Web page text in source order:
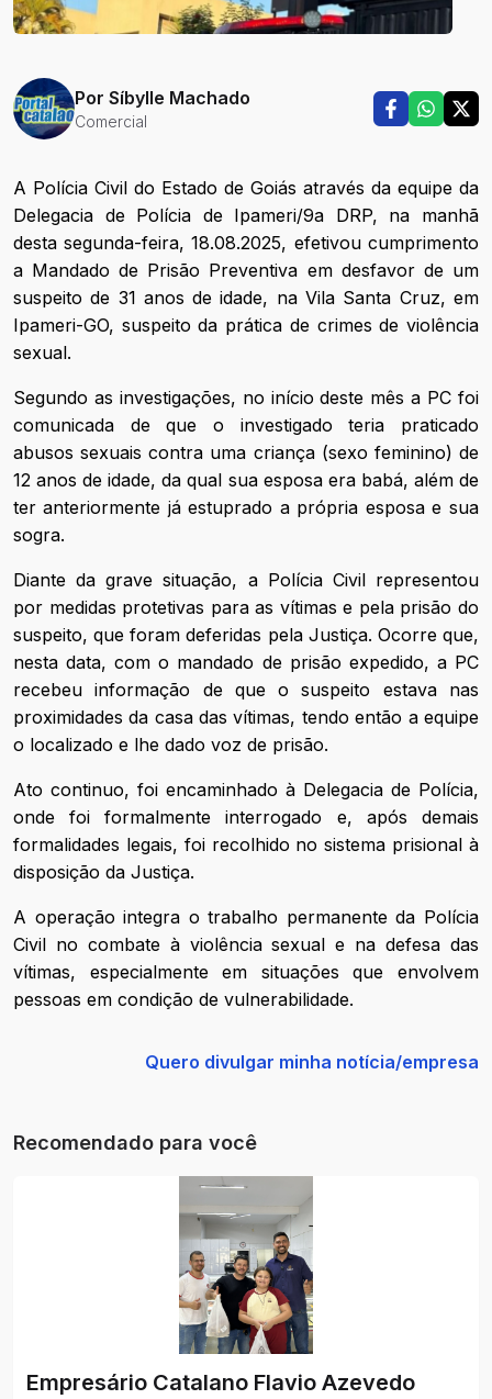
Por Síbylle Machado
Comercial
A Polícia Civil do Estado de Goiás através da equipe da
Delegacia de Polícia de Ipameri/9a DRP, na manhã
desta segunda-feira, 18.08.2025, efetivou cumprimento
a Mandado de Prisão Preventiva em desfavor de um
suspeito de 31 anos de idade, na Vila Santa Cruz, em
Ipameri-GO, suspeito da prática de crimes de violência
sexual.
Segundo as investigações, no início deste mês a PC foi
comunicada de que o investigado teria praticado
abusos sexuais contra uma criança (sexo feminino) de
12 anos de idade, da qual sua esposa era babá, além de
ter anteriormente já estuprado a própria esposa e sua
sogra.
Diante da grave situação, a Polícia Civil representou
por medidas protetivas para as vítimas e pela prisão do
suspeito, que foram deferidas pela Justiça. Ocorre que,
nesta data, com o mandado de prisão expedido, a PC
recebeu informação de que o suspeito estava nas
proximidades da casa das vítimas, tendo então a equipe
o localizado e lhe dado voz de prisão.
Ato continuo, foi encaminhado à Delegacia de Polícia,
onde foi formalmente interrogado e, após demais
formalidades legais, foi recolhido no sistema prisional à
disposição da Justiça.
A operação integra o trabalho permanente da Polícia
Civil no combate à violência sexual e na defesa das
vítimas, especialmente em situações que envolvem
pessoas em condição de vulnerabilidade.
Quero divulgar minha notícia/empresa
Recomendado para você
Empresário Catalano Flavio Azevedo